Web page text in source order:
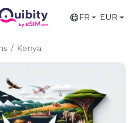
FR EUR
Kenya